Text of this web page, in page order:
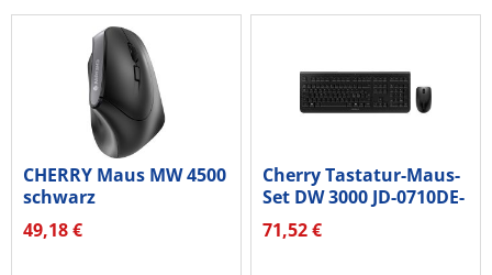
CHERRY Maus MW 4500
schwarz
49,18 €
Cherry Tastatur-Maus-
Set DW 3000 JD-0710DE-
2...
71,52 €